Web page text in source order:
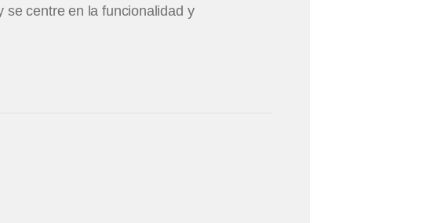
se centre en la funcionalidad y